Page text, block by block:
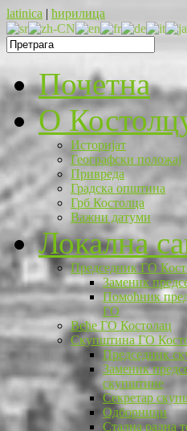
latinica | ћирилица
Почетна
O
Историјат
Географски положај
Привреда
Градска општина
Грб Костолца
Важни датуми
Локална
Председник ГО
Заменик
Помоћник
ГО
Веће ГО Костолац
Скупштина ГО
Председник
Заменик
скупштине
Секретар
Одборници
Стална радна